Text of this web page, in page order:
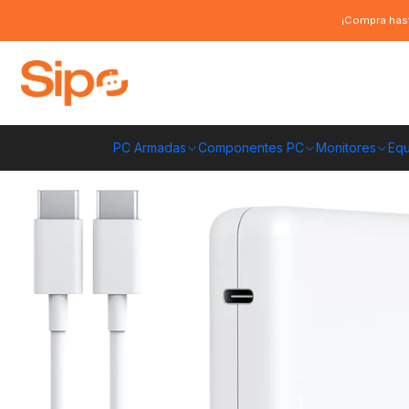
PC Armadas Componentes PC Monitores
¡Compra
Cargador Para